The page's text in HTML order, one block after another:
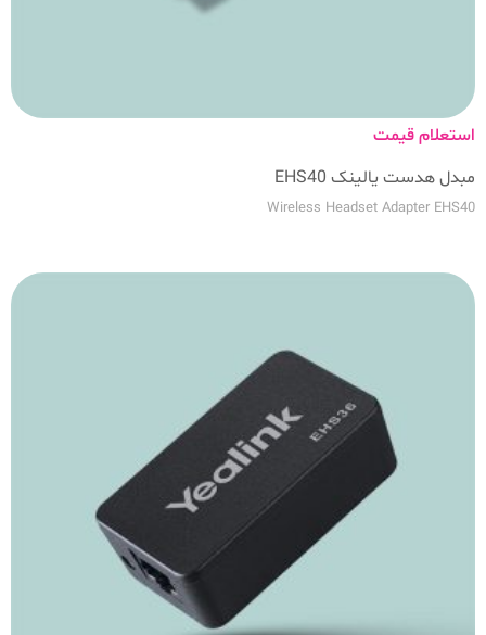
استعلام قیمت
مبدل هدست یالینک EHS40
Wireless Headset Adapter EHS40